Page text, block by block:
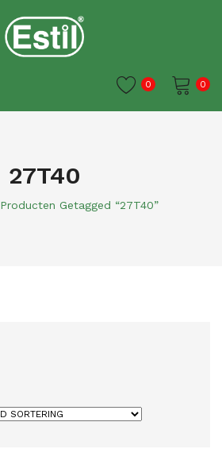
0
0
27T40
Producten Getagged “27T40”